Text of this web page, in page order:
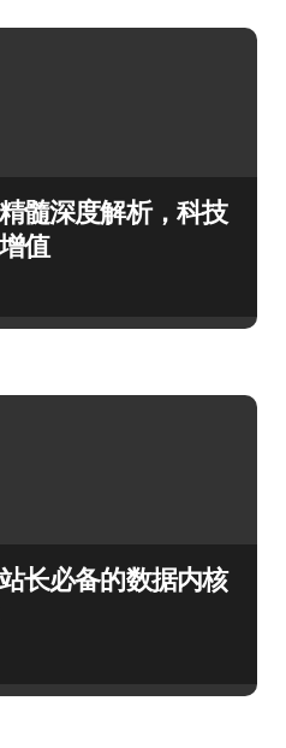
髓深度解析，科技
值
长必备的数据内核